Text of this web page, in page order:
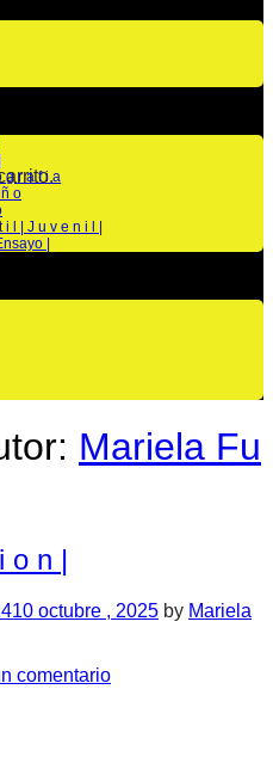
g r a f i a
ñ o
l | J u v e n i l |
|
Mariela Fu
o n |
10 octubre , 2025 by Mariela
comentario